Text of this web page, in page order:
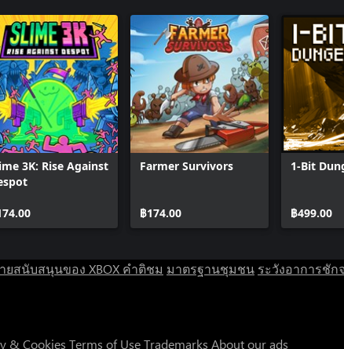
3K: Rise Against
Farmer Survivors
฿174.00
1-Bit
฿499.00
ยสนับสนุนของ XBOX คำติชม มาตรฐานชุมชน ระวังอาการชัก
& Cookies Terms of UseTrademarks About our ads